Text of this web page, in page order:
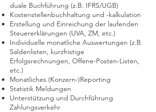
duale Buchführung (z.B. IFRS/UGB)
Kostenstellenbuchhaltung und -kalkulation
Erstellung und Einreichung der laufenden
Steuererklärungen (UVA, ZM, etc.)
Individuelle monatliche Auswertungen (z.B.
Saldenlisten, kurzfristige
Erfolgsrechnungen, Offene-Posten-Listen,
etc.)
Monatliches (Konzern-)Reporting
Statistik Meldungen
Unterstützung und Durchführung
Zahlungsverkehr